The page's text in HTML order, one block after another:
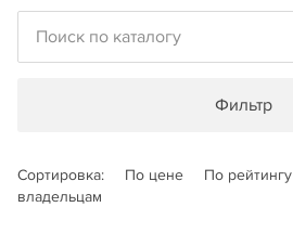
Фильтр
Сортировка: По цене По рейтингу
владельцам